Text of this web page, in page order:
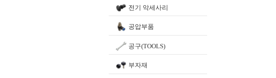
전기 악세사리
공압부품
공구(TOOLS)
부자재